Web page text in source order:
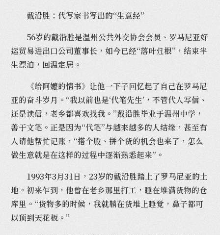
戴沿胜：代写家书写出的“生意经”
56岁的戴沿胜是温州公共外交协会会员、罗马尼亚好
运贸易进出口公司董事长，如今已经“落叶归根”，结束半
生漂泊，回温定居。
《给阿嬷的情书》让他一下子回忆起了自己在罗马尼
亚的奋斗岁月。“我以前也是‘代笔先生’，不管代人写信、
还是读信，老乡都喜欢找我。”戴沿胜毕业于温州中学，
善于文笔。正是因为“代笔”与越来越多的人结缘，甚至有
人请他帮忙记账，“搭个股、拼个货的机会也来了，怎么
做生意就是在这样的过程中逐渐熟悉起来”。
1993年3月31日，23岁的戴沿胜踏上了罗马尼亚的土
地。初来乍到，他曾在老乡那里打工，睡在堆满货物的仓
库里。“货物多的时候，我就躺在货堆上睡觉，鼻子都可
以顶到天花板。”